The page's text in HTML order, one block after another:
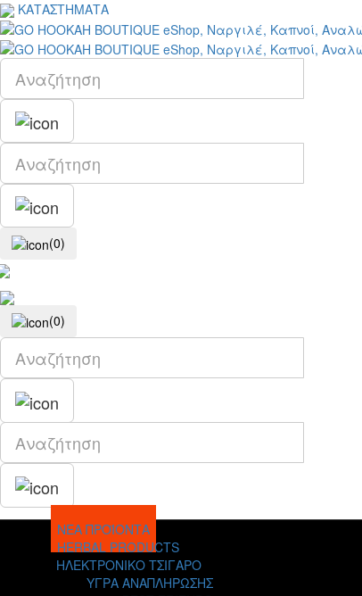
ΚΑΤΑΣΤΗΜΑΤΑ
(0)
(0)
ΝΕΑ ΠΡΟΪΟΝΤΑ
HERBAL PRODUCTS
ΗΛΕΚΤΡΟΝΙΚΟ ΤΣΙΓΑΡΟ
ΥΓΡΑ ΑΝΑΠΛΗΡΩΣΗΣ